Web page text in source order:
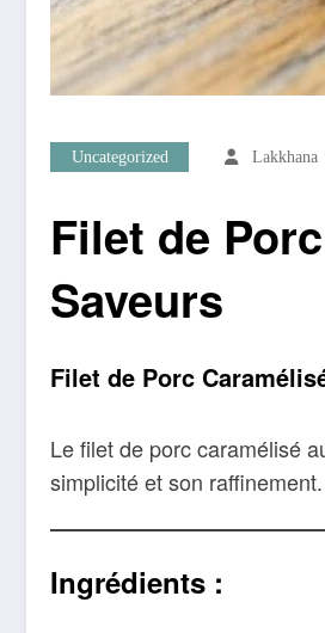
Uncategorized Lakkhana
Filet de
Saveurs
Filet de Porc
Le filet de porc caramélisé
simplicité et son
Ingrédients :